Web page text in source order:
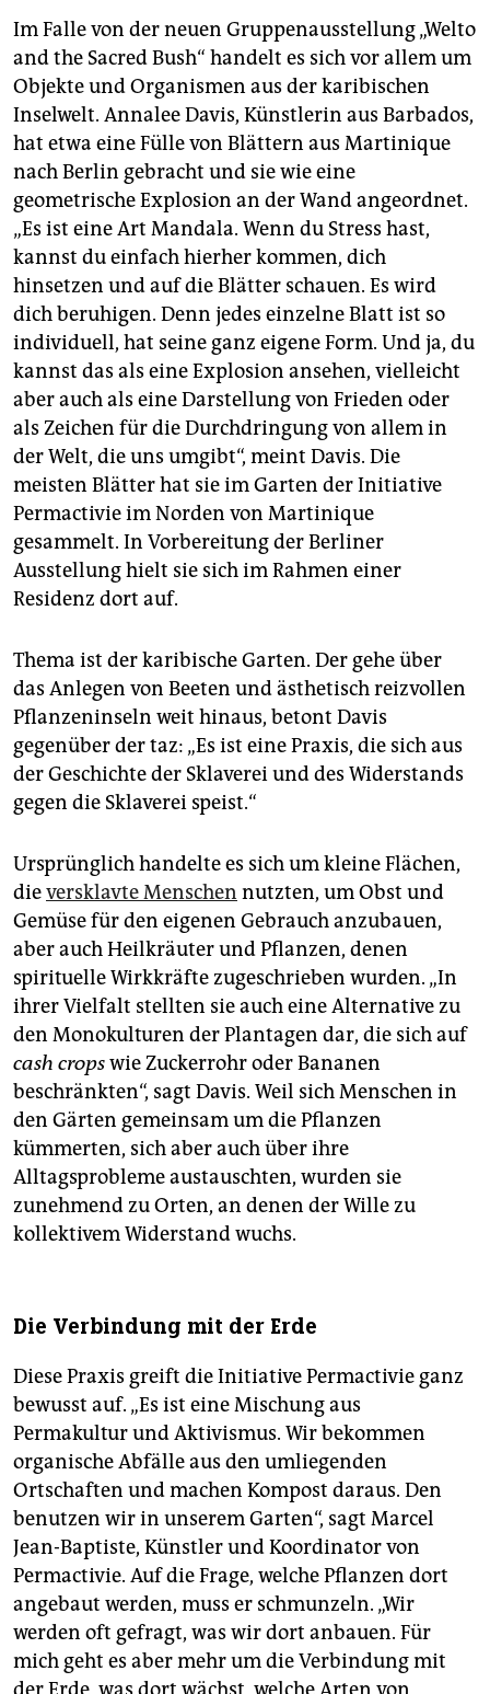
Im Falle von der neuen Gruppenausstellung „Welto
and the Sacred Bush“ handelt es sich vor allem um
Objekte und Organismen aus der karibischen
Inselwelt. Annalee Davis, Künstlerin aus Barbados,
hat etwa eine Fülle von Blättern aus Martinique
nach Berlin gebracht und sie wie eine
geometrische Explosion an der Wand angeordnet.
„Es ist eine Art Mandala. Wenn du Stress hast,
kannst du einfach hierher kommen, dich
hinsetzen und auf die Blätter schauen. Es wird
dich beruhigen. Denn jedes einzelne Blatt ist so
individuell, hat seine ganz eigene Form. Und ja, du
kannst das als eine Explosion ansehen, vielleicht
aber auch als eine Darstellung von Frieden oder
als Zeichen für die Durchdringung von allem in
der Welt, die uns umgibt“, meint Davis. Die
meisten Blätter hat sie im Garten der Initiative
Permactivie im Norden von Martinique
gesammelt. In Vorbereitung der Berliner
Ausstellung hielt sie sich im Rahmen einer
Residenz dort auf.
Thema ist der karibische Garten. Der gehe über
das Anlegen von Beeten und ästhetisch reizvollen
Pflanzeninseln weit hinaus, betont Davis
gegenüber der taz: „Es ist eine Praxis, die sich aus
der Geschichte der Sklaverei und des Widerstands
gegen die Sklaverei speist.“
Ursprünglich handelte es sich um kleine Flächen,
dieversklavte Menschen nutzten, um Obst und
Gemüse für den eigenen Gebrauch anzubauen,
aber auch Heilkräuter und Pflanzen, denen
spirituelle Wirkkräfte zugeschrieben wurden. „In
ihrer Vielfalt stellten sie auch eine Alternative zu
den Monokulturen der Plantagen dar, die sich auf
cash cropswie Zuckerrohr oder Bananen
beschränkten“, sagt Davis. Weil sich Menschen in
den Gärten gemeinsam um die Pflanzen
kümmerten, sich aber auch über ihre
Alltagsprobleme austauschten, wurden sie
zunehmend zu Orten, an denen der Wille zu
kollektivem Widerstand wuchs.
Die Verbindung mit der Erde
Diese Praxis greift die Initiative Permactivie ganz
bewusst auf. „Es ist eine Mischung aus
Permakultur und Aktivismus. Wir bekommen
organische Abfälle aus den umliegenden
Ortschaften und machen Kompost daraus. Den
benutzen wir in unserem Garten“, sagt Marcel
Jean-Baptiste, Künstler und Koordinator von
Permactivie. Auf die Frage, welche Pflanzen dort
angebaut werden, muss er schmunzeln. „Wir
werden oft gefragt, was wir dort anbauen. Für
mich geht es aber mehr um die Verbindung mit